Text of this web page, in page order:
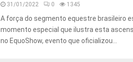
31/01/2022 0 1345
A força do segmento equestre brasileiro
momento especial que ilustra esta
no EquoShow, evento que oficializou...